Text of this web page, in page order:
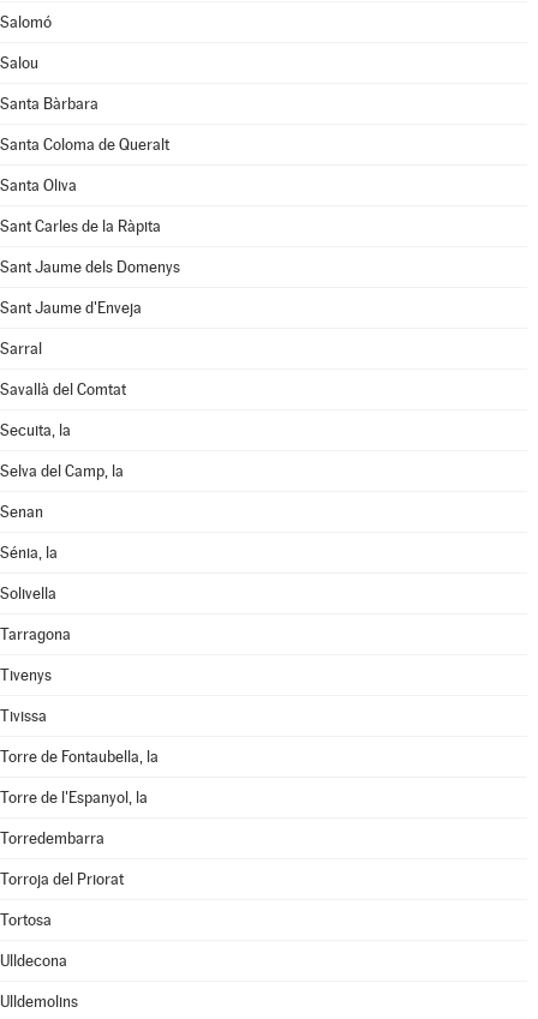
Salomó
Salou
Santa Bàrbara
Santa Coloma de Queralt
Santa Oliva
Sant Carles de la Ràpita
Sant Jaume dels Domenys
Sant Jaume d'Enveja
Sarral
Savallà del Comtat
Secuita, la
Selva del Camp, la
Senan
Sénia, la
Solivella
Tarragona
Tivenys
Tivissa
Torre de Fontaubella, la
Torre de l'Espanyol, la
Torredembarra
Torroja del Priorat
Tortosa
Ulldecona
Ulldemolins